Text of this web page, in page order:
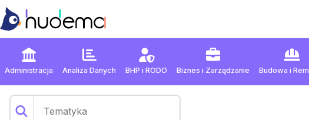
Administracja Analiza Danych BHP i RODO Biznes i Zarządzanie Budowa i